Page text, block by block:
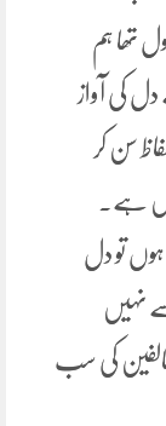
تھا ہم
کی آواز
سن کر
ہے۔
تو دل
نہیں
کی سب